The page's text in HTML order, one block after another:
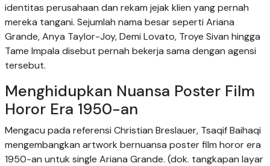
identitas perusahaan dan rekam jejak klien yang pernah
mereka tangani. Sejumlah nama besar seperti Ariana
Grande, Anya Taylor-Joy, Demi Lovato, Troye Sivan hingga
Tame Impala disebut pernah bekerja sama dengan agensi
tersebut.
Menghidupkan Nuansa Poster Film
Horor Era 1950-an
Mengacu pada referensi Christian Breslauer, Tsaqif Baihaqi
mengembangkan artwork bernuansa poster film horor era
1950-an untuk single Ariana Grande. (dok. tangkapan layar